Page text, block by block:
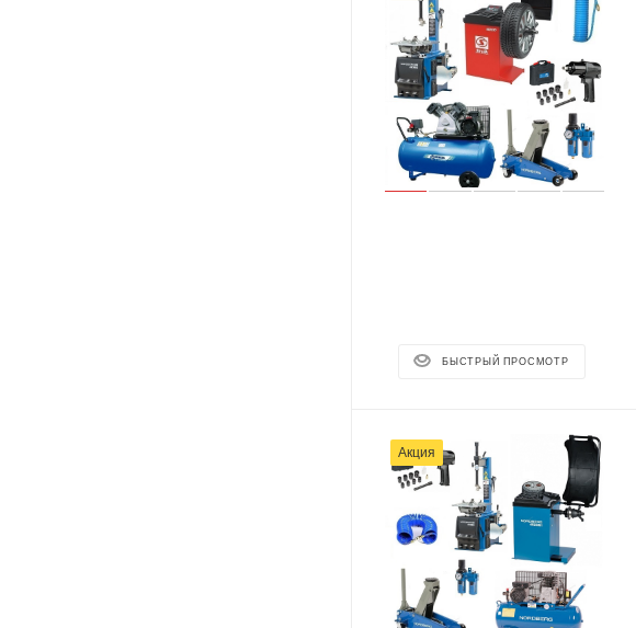
БЫСТРЫЙ ПРОСМОТР
Акция